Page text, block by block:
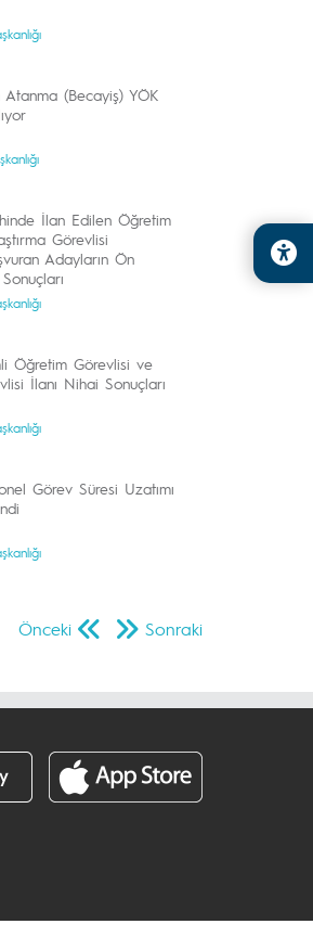
Atanma (Becayiş) YÖK
İlan Edilen Öğretim
Görevlisi
Adayların Ön
Öğretim Görevlisi ve
İlanı Nihai Sonuçları
Görev Süresi Uzatımı
Önceki Sonraki